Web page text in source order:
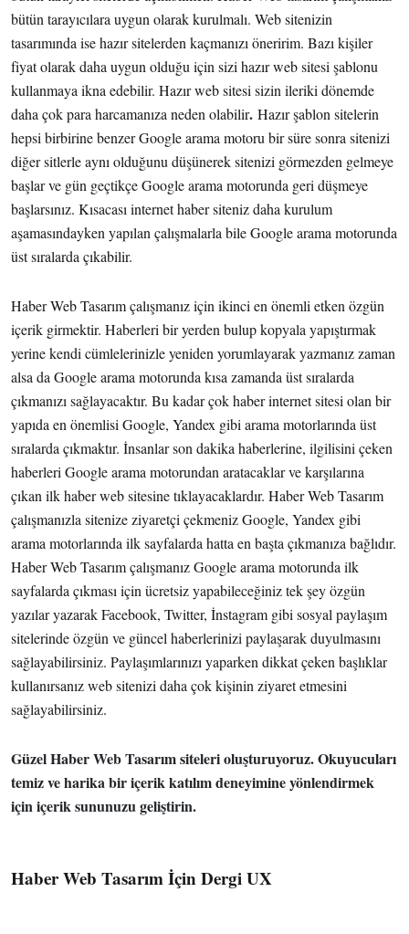
bütün tarayıcılara uygun olarak kurulmalı. Web sitenizin
tasarımında ise hazır sitelerden kaçmanızı öneririm. Bazı kişiler
fiyat olarak daha uygun olduğu için sizi hazır web sitesi şablonu
kullanmaya ikna edebilir. Hazır web sitesi sizin ileriki dönemde
daha çok para harcamanıza neden olabilir. Hazır şablon sitelerin
hepsi birbirine benzer Google arama motoru bir süre sonra sitenizi
diğer sitlerle aynı olduğunu düşünerek sitenizi görmezden gelmeye
başlar ve gün geçtikçe Google arama motorunda geri düşmeye
başlarsınız. Kısacası internet haber siteniz daha kurulum
aşamasındayken yapılan çalışmalarla bile Google arama motorunda
üst sıralarda çıkabilir.
Haber Web Tasarım çalışmanız için ikinci en önemli etken özgün
içerik girmektir. Haberleri bir yerden bulup kopyala yapıştırmak
yerine kendi cümlelerinizle yeniden yorumlayarak yazmanız zaman
alsa da Google arama motorunda kısa zamanda üst sıralarda
çıkmanızı sağlayacaktır. Bu kadar çok haber internet sitesi olan bir
yapıda en önemlisi Google, Yandex gibi arama motorlarında üst
sıralarda çıkmaktır. İnsanlar son dakika haberlerine, ilgilisini çeken
haberleri Google arama motorundan aratacaklar ve karşılarına
çıkan ilk haber web sitesine tıklayacaklardır. Haber Web Tasarım
çalışmanızla sitenize ziyaretçi çekmeniz Google, Yandex gibi
arama motorlarında ilk sayfalarda hatta en başta çıkmanıza bağlıdır.
Haber Web Tasarım çalışmanız Google arama motorunda ilk
sayfalarda çıkması için ücretsiz yapabileceğiniz tek şey özgün
yazılar yazarak Facebook, Twitter, İnstagram gibi sosyal paylaşım
sitelerinde özgün ve güncel haberlerinizi paylaşarak duyulmasını
sağlayabilirsiniz. Paylaşımlarınızı yaparken dikkat çeken başlıklar
kullanırsanız web sitenizi daha çok kişinin ziyaret etmesini
sağlayabilirsiniz.
Güzel Haber Web Tasarım siteleri oluşturuyoruz. Okuyucuları
temiz ve harika bir içerik katılım deneyimine yönlendirmek
için içerik sununuzu geliştirin.
Haber Web Tasarım İçin Dergi UX